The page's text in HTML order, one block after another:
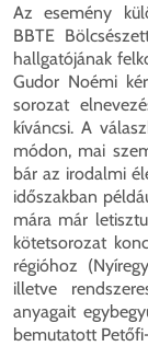
Az esemény
BBTE
hallgatójának
Gudor Noémi
sorozat
kíváncsi. A
módon, mai
bár az irodalmi
időszakban
mára már
kötetsorozat
régióhoz
illetve
anyagait
bemutatott